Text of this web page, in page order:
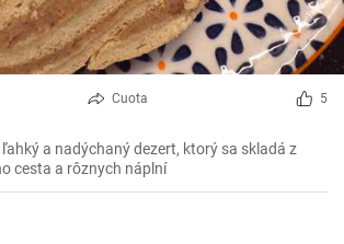
Cuota 5
a nadýchaný dezert, ktorý sa skladá z
cesta a rôznych náplní